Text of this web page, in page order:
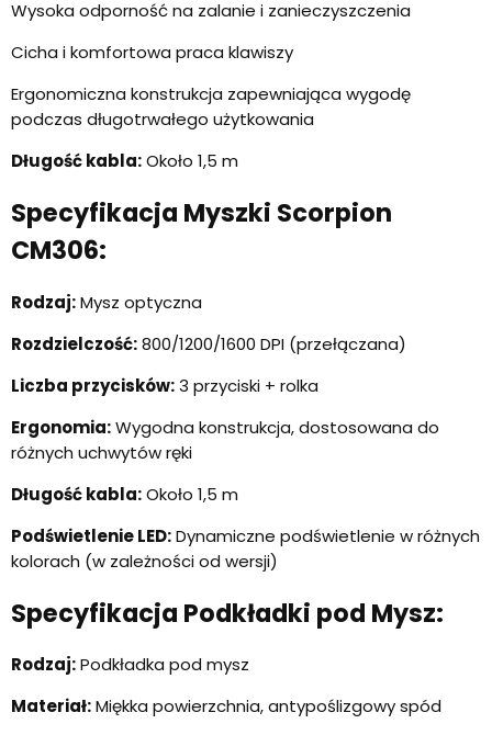
Wysoka odporność na zalanie i zanieczyszczenia
Cicha i komfortowa praca klawiszy
Ergonomiczna konstrukcja zapewniająca wygodę
podczas długotrwałego użytkowania
Długość kabla:Około 1,5 m
Specyfikacja Myszki Scorpion
CM306:
Rodzaj:Mysz optyczna
Rozdzielczość:800/1200/1600 DPI (przełączana)
Liczba przycisków:3 przyciski + rolka
Ergonomia:Wygodna konstrukcja, dostosowana do
różnych uchwytów ręki
Długość kabla:Około 1,5 m
Podświetlenie LED:Dynamiczne podświetlenie w różnych
kolorach (w zależności od wersji)
Specyfikacja Podkładki pod Mysz:
Rodzaj:Podkładka pod mysz
Materiał:Miękka powierzchnia, antypoślizgowy spód